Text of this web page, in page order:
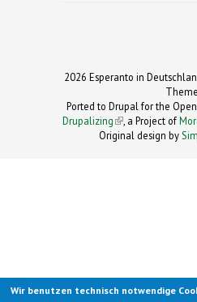
2026 Esperanto in
Theme
Ported to Drupal for the
Drupalizing(link is external)
, a Project of
Original design by
Wir benutzen technisch notwendige